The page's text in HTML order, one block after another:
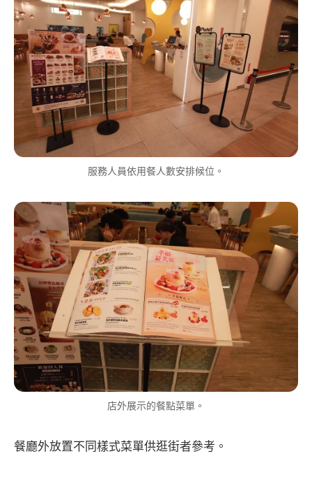
服務人員依用餐人數安排候位。
店外展示的餐點菜單。
餐廳外放置不同樣式菜單供逛街者參考。